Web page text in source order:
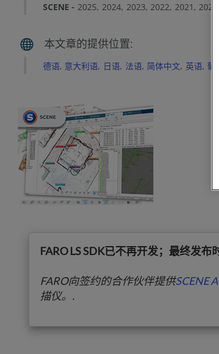
SCENE 2025 2024 2023 2022 2021 2020
德语 意大利语 日语 法语 简体中文 英语 葡
FARO LS SDK已不再开发；最终发布
FARO向签约的合作伙伴提供SCENE
描仪。.